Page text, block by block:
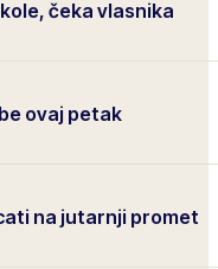
čeka vlasnika
ovaj petak
na jutarnji promet